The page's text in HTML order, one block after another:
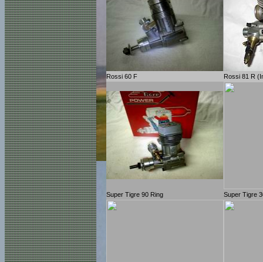
Rossi 60 F Rossi 81 R
Super Tigre 90 Ring Super Tigre